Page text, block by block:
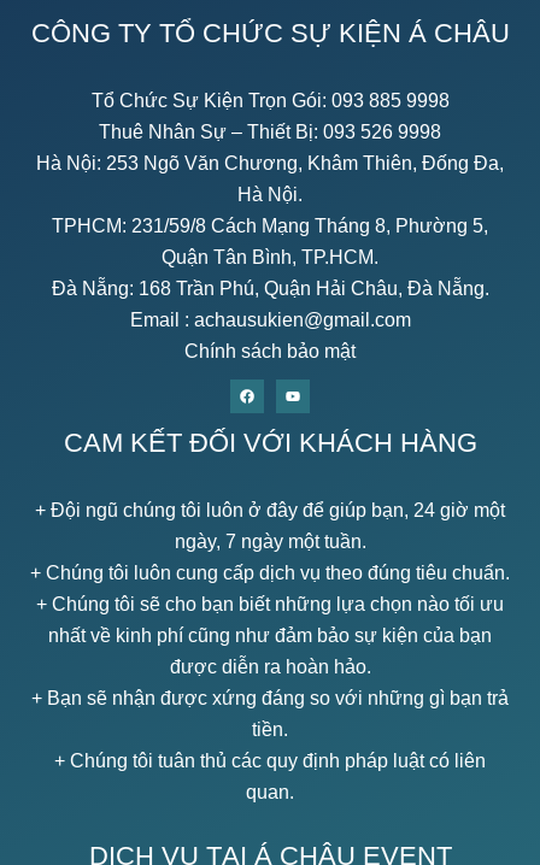
CÔNG TY TỔ CHỨC SỰ KIỆN Á CHÂU
Tổ Chức Sự Kiện Trọn Gói: 093 885 9998
Thuê Nhân Sự – Thiết Bị: 093 526 9998
Hà Nội: 253 Ngõ Văn Chương, Khâm Thiên, Đống Đa,
Hà Nội.
TPHCM: 231/59/8 Cách Mạng Tháng 8, Phường 5,
Quận Tân Bình, TP.HCM.
Đà Nẵng: 168 Trần Phú, Quận Hải Châu, Đà Nẵng.
Email : achausukien@gmail.com
Chính sách bảo mật
CAM KẾT ĐỐI VỚI KHÁCH HÀNG
+ Đội ngũ chúng tôi luôn ở đây để giúp bạn, 24 giờ một
ngày, 7 ngày một tuần.
+ Chúng tôi luôn cung cấp dịch vụ theo đúng tiêu chuẩn.
+ Chúng tôi sẽ cho bạn biết những lựa chọn nào tối ưu
nhất về kinh phí cũng như đảm bảo sự kiện của bạn
được diễn ra hoàn hảo.
+ Bạn sẽ nhận được xứng đáng so với những gì bạn trả
tiền.
+ Chúng tôi tuân thủ các quy định pháp luật có liên
quan.
DỊCH VỤ TẠI Á CHÂU EVENT